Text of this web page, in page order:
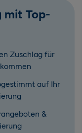
mit Top-
Zuschlag für
auf Ihr
&